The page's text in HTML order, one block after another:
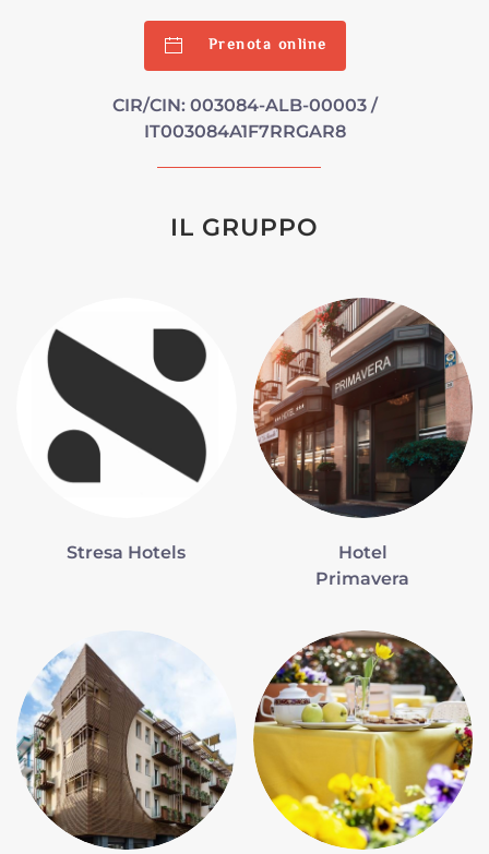
Prenota online
CIR/CIN: 003084-ALB-00003 /
IT003084A1F7RRGAR8
IL GRUPPO
Stresa Hotels
Hotel
Primavera